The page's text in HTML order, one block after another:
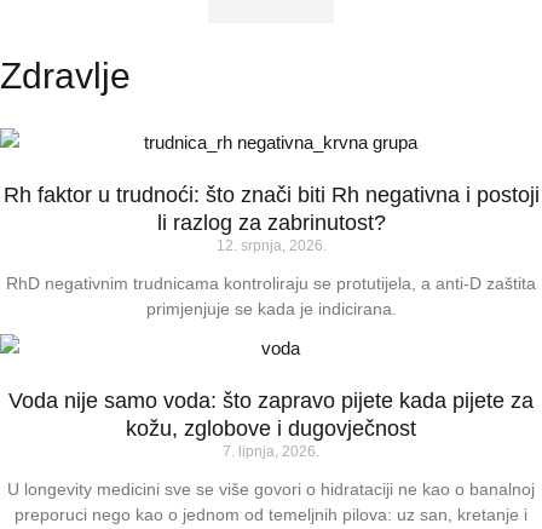
Zdravlje
Rh faktor u trudnoći: što znači biti Rh negativna i postoji
li razlog za zabrinutost?
12. srpnja, 2026.
RhD negativnim trudnicama kontroliraju se protutijela, a anti-D zaštita
primjenjuje se kada je indicirana.
Voda nije samo voda: što zapravo pijete kada pijete za
kožu, zglobove i dugovječnost
7. lipnja, 2026.
U longevity medicini sve se više govori o hidrataciji ne kao o banalnoj
preporuci nego kao o jednom od temeljnih pilova: uz san, kretanje i